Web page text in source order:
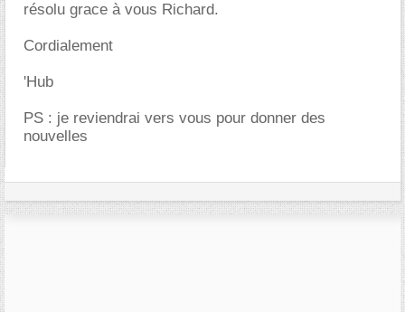
résolu grace à vous Richard.
Cordialement
'Hub
PS : je reviendrai vers vous pour donner des
nouvelles